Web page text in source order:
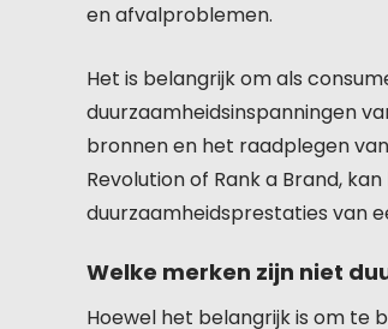
en afvalproblemen.
Het is belangrijk om als
duurzaamheidsinspanningen
bronnen en het raadplegen
Revolution of Rank a Brand,
duurzaamheidsprestaties van
Welke merken zijn niet
Hoewel het belangrijk is om te